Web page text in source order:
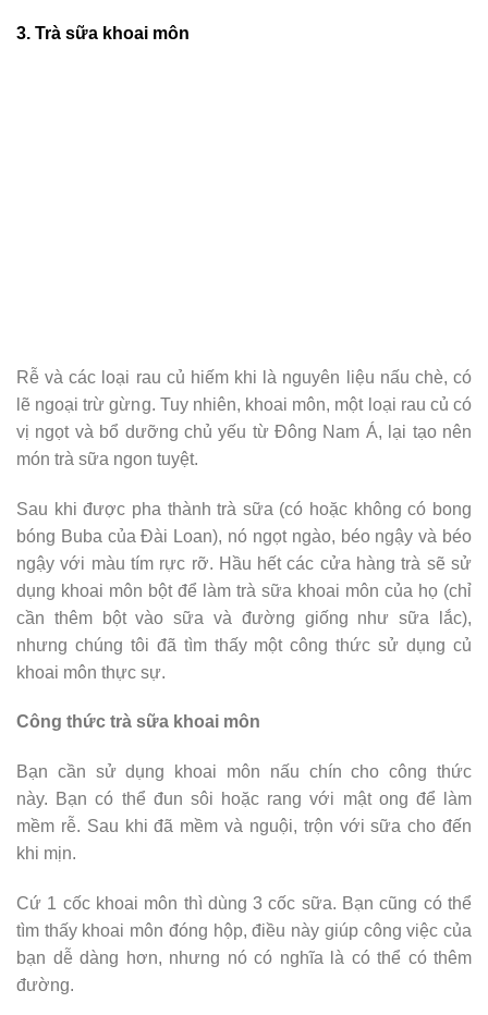
3. Trà sữa khoai môn
Rễ và các loại rau củ hiếm khi là nguyên liệu nấu chè, có
lẽ ngoại trừ gừng. Tuy nhiên, khoai môn, một loại rau củ có
vị ngọt và bổ dưỡng chủ yếu từ Đông Nam Á, lại tạo nên
món trà sữa ngon tuyệt.
Sau khi được pha thành trà sữa (có hoặc không có bong
bóng Buba của Đài Loan), nó ngọt ngào, béo ngậy và béo
ngậy với màu tím rực rỡ. Hầu hết các cửa hàng trà sẽ sử
dụng khoai môn bột để làm trà sữa khoai môn của họ (chỉ
cần thêm bột vào sữa và đường giống như sữa lắc),
nhưng chúng tôi đã tìm thấy một công thức sử dụng củ
khoai môn thực sự.
Công thức trà sữa khoai môn
Bạn cần sử dụng khoai môn nấu chín cho công thức
này. Bạn có thể đun sôi hoặc rang với mật ong để làm
mềm rễ. Sau khi đã mềm và nguội, trộn với sữa cho đến
khi mịn.
Cứ 1 cốc khoai môn thì dùng 3 cốc sữa. Bạn cũng có thể
tìm thấy khoai môn đóng hộp, điều này giúp công việc của
bạn dễ dàng hơn, nhưng nó có nghĩa là có thể có thêm
đường.